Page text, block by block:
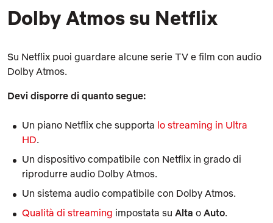
Dolby Atmos su Netflix
Su Netflix puoi guardare alcune serie TV e film con audio
Dolby Atmos.
Devi disporre di quanto segue:
Un piano Netflix che supporta lo streaming in Ultra
HD.
Un dispositivo compatibile con Netflix in grado di
riprodurre audio Dolby Atmos.
Un sistema audio compatibile con Dolby Atmos.
Qualità di streaming impostata su Alta o Auto.